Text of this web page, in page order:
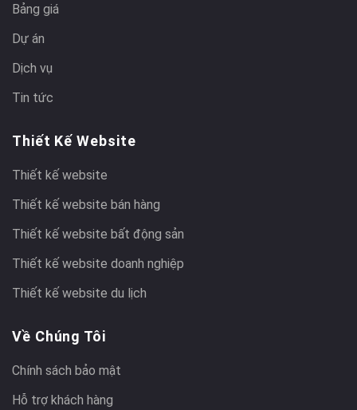
Bảng giá
Dự án
Dịch vụ
Tin tức
Thiết Kế Website
Thiết kế website
Thiết kế website bán hàng
Thiết kế website bất động sản
Thiết kế website doanh nghiệp
Thiết kế website du lịch
Về Chúng Tôi
Chính sách bảo mật
Hỗ trợ khách hàng